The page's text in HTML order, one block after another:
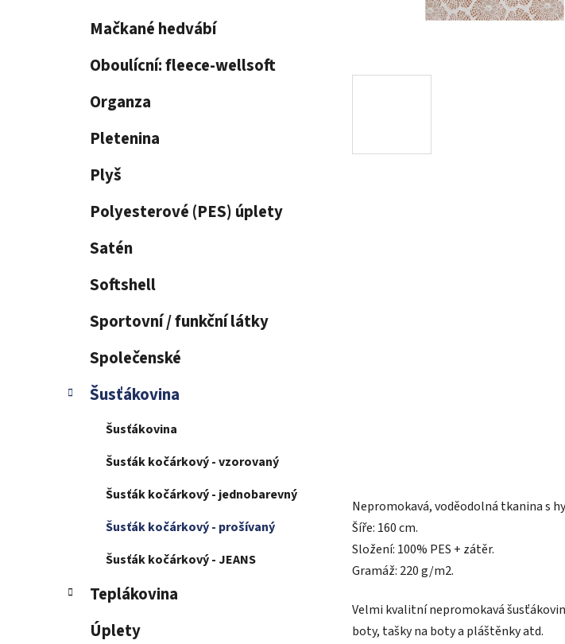
Mačkané hedvábí
Oboulícní: fleece-wellsoft
Organza
Pletenina
Plyš
Polyesterové (PES) úplety
Satén
Softshell
Sportovní / funkční látky
Společenské
Šusťákovina
Šusťákovina
Šusťák kočárkový - vzorovaný
Šusťák kočárkový - jednobarevný
Šusťák kočárkový - prošívaný
Šusťák kočárkový - JEANS
Teplákovina
Úplety
Nepromokavá, voděodolná tkanina s
Šíře: 160 cm.
Složení: 100% PES + zátěr.
Gramáž: 220 g/m2.
Velmi kvalitní nepromokavá
boty, tašky na boty a pláštěnky atd.